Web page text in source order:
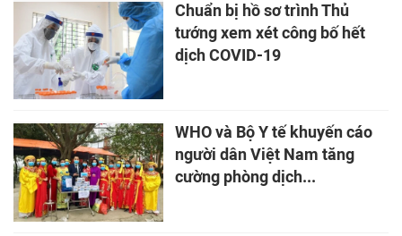
Chuẩn bị hồ sơ trình Thủ
tướng xem xét công bố hết
dịch COVID-19
WHO và Bộ Y tế khuyến cáo
người dân Việt Nam tăng
cường phòng dịch...